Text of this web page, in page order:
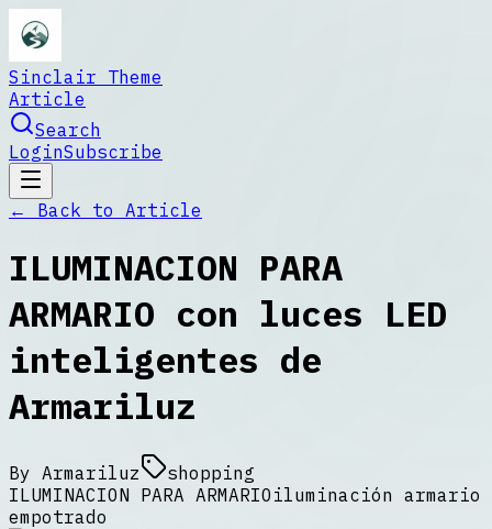
Sinclair Theme
Article
Search
LoginSubscribe
← Back to Article
ILUMINACION PARA
ARMARIO con luces LED
inteligentes de
Armariluz
By Armariluz
shopping
ILUMINACION PARA ARMARIO iluminación armario
empotrado